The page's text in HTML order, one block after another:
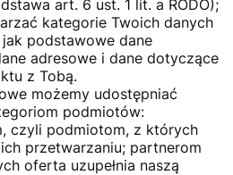
art. 6 ust. 1 lit. a RODO);
kategorie Twoich danych
podstawowe dane
adresowe i dane dotyczące
z Tobą.
możemy udostępniać
podmiotów:
czyli podmiotom, z których
przetwarzaniu; partnerom
oferta uzupełnia naszą